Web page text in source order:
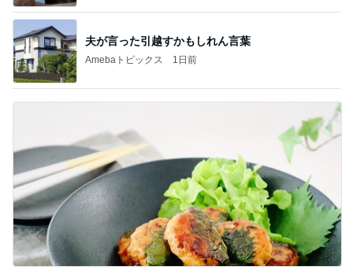
夫が言った引越すかもしれん言葉
Amebaトピックス 1日前